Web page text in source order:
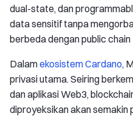
dual-state, dan
data sensitif tanpa
berbeda dengan public
Dalamekosistem Cardano,
privasi utama. Seiring
dan aplikasi Web3,
diproyeksikan akan semakin